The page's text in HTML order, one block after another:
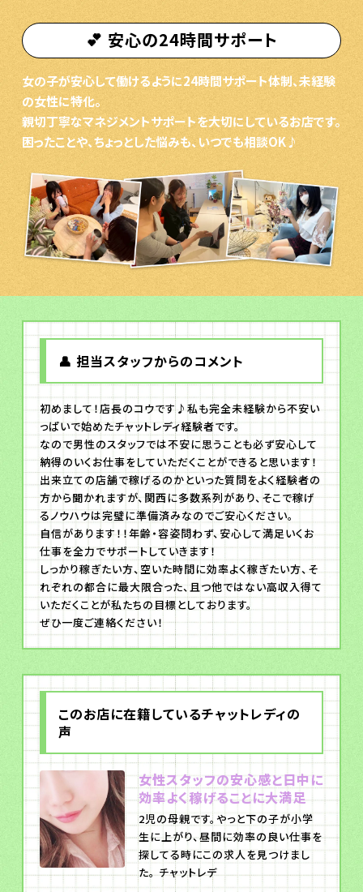
💕 安心の24時間サポート
女の子が安心して働けるように24時間サポート体制、未経験
の女性に特化。
親切丁寧なマネジメントサポートを大切にしているお店です。
困ったことや、ちょっとした悩みも、いつでも相談OK♪
👤 担当スタッフからのコメント
初めまして！店長のコウです♪私も完全未経験から不安い
っぱいで始めたチャットレディ経験者です。
なので男性のスタッフでは不安に思うことも必ず安心して
納得のいくお仕事をしていただくことができると思います！
出来立ての店舗で稼げるのかといった質問をよく経験者の
方から聞かれますが、関西に多数系列があり、そこで稼げ
るノウハウは完璧に準備済みなのでご安心ください。
自信があります！！年齢・容姿問わず、安心して満足いくお
仕事を全力でサポートしていきます！
しっかり稼ぎたい方、空いた時間に効率よく稼ぎたい方、そ
れぞれの都合に最大限合った、且つ他ではない高収入得て
いただくことが私たちの目標としております。
ぜひ一度ご連絡ください！
このお店に在籍しているチャットレディの
声
女性スタッフの安心感と日中に
効率よく稼げることに大満足
2児の母親です。やっと下の子が小学
生に上がり、昼間に効率の良い仕事を
探してる時にこの求人を見つけまし
た。 チャットレデ